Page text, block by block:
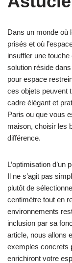
Dans un monde où
prisés et où
insuffler une
solution réside
pour espace
ces objets peuvent
cadre élégant et
Paris ou que vous
maison, choisir les
différence.
L’optimisation
Il ne s’agit pas
plutôt de
centimètre tout en
environnements
inclusion par sa
article, nous allons
exemples concrets
enrichiront votre